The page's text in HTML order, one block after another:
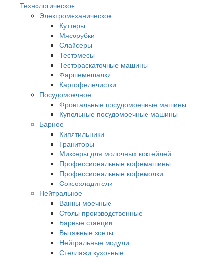
Технологическое
Электромеханическое
Куттеры
Мясорубки
Слайсеры
Тестомесы
Тестораскаточные машины
Фаршемешалки
Картофелечистки
Посудомоечное
Фронтальные посудомоечные машины
Купольные посудомоечные машины
Барное
Кипятильники
Граниторы
Миксеры для молочных коктейлей
Профессиональные кофемашины
Профессиональные кофемолки
Сокоохладители
Нейтральное
Ванны моечные
Столы производственные
Барные станции
Вытяжные зонты
Нейтральные модули
Стеллажи кухонные